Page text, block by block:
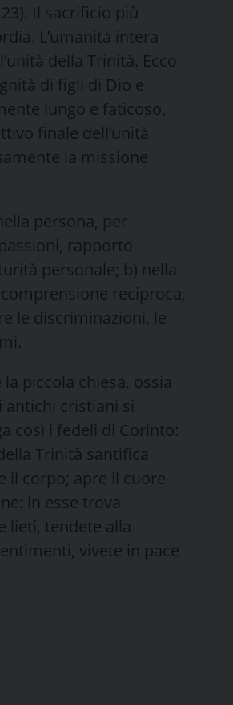
23). Il sacrificio più
L’umanità intera
della Trinità. Ecco
di figli di Dio e
lungo e faticoso,
finale dell’unità
la missione
persona, per
rapporto
personale; b) nella
reciproca,
le discriminazioni, le
piccola chiesa, ossia
antichi cristiani si
così i fedeli di Corinto:
Trinità santifica
il corpo; apre il cuore
in esse trova
lieti, tendete al­la
vivete in pace